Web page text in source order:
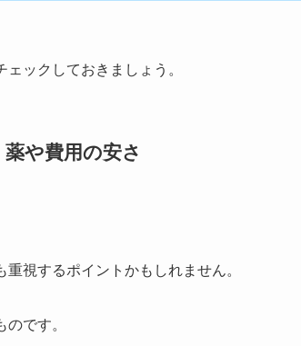
ックしておきましょう。
や費用の安さ
視するポイントかもしれません。
です。